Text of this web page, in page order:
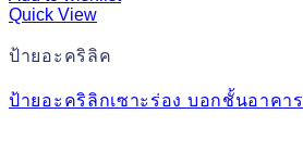
Quick View
ป้ายอะคริลิค
ป้ายอะคริลิกเซาะร่อง บอกชั้นอาคาร